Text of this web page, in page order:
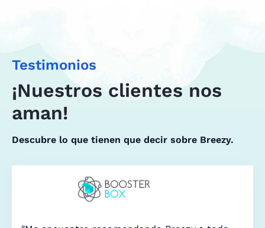
Testimonios
¡Nuestros clientes nos
aman!
Descubre lo que tienen que decir sobre Breezy.